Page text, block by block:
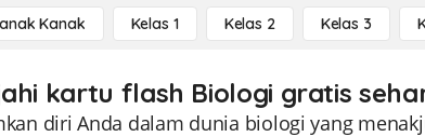
Kanak Kelas 1 Kelas 2 Kelas 3
kartu flash Biologi gratis
diri Anda dalam dunia biologi yang